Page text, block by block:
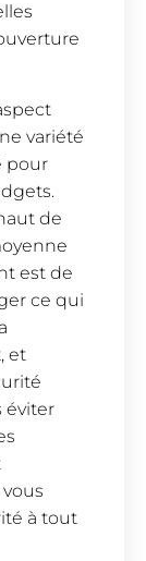
variété
pour
de
est de
ce qui
et
éviter
à tout